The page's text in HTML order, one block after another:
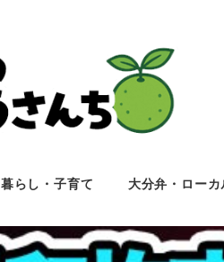
暮らし・子育て 大分弁・ロー